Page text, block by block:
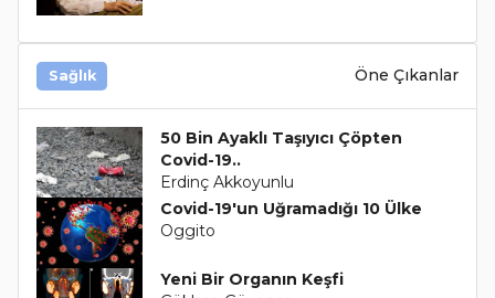
Sağlık Öne Çıkanlar
50 Bin Ayaklı Taşıyıcı Çöpten
Covid-19..
Erdinç Akkoyunlu
Covid-19'un Uğramadığı 10 Ülke
Oggito
Yeni Bir Organın Keşfi